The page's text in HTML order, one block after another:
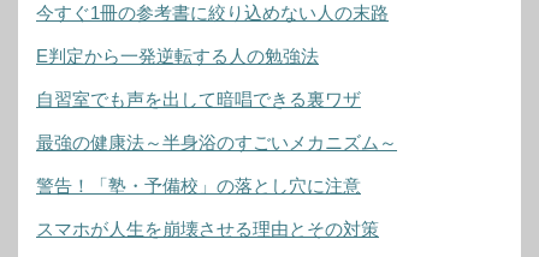
今すぐ1冊の参考書に絞り込めない人の末路
E判定から一発逆転する人の勉強法
自習室でも声を出して暗唱できる裏ワザ
最強の健康法～半身浴のすごいメカニズム～
警告！「塾・予備校」の落とし穴に注意
スマホが人生を崩壊させる理由とその対策